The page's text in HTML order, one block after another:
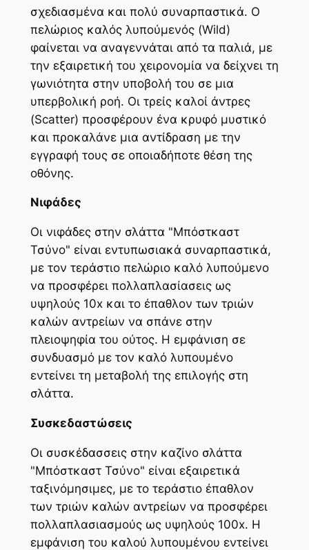
σχεδιασμένα και πολύ συναρπαστικά. Ο
πελώριος καλός λυπούμενός (Wild)
φαίνεται να αναγεννάται από τα παλιά, με
την εξαιρετική του χειρονομία να δείχνει τη
γωνιότητα στην υποβολή του σε μια
υπερβολική ροή. Οι τρείς καλοί άντρες
(Scatter) προσφέρουν ένα κρυφό μυστικό
και προκαλάνε μια αντίδραση με την
εγγραφή τους σε οποιαδήποτε θέση της
οθόνης.
Νιφάδες
Οι νιφάδες στην σλάττα "Μπόστκαστ
Τσύνο" είναι εντυπωσιακά συναρπαστικά,
με τον τεράστιο πελώριο καλό λυπούμενο
να προσφέρει πολλαπλασίασεις ως
υψηλούς 10x και το έπαθλον των τριών
καλών αντρείων να σπάνε στην
πλειοψηφία του ούτος. Η εμφάνιση σε
συνδυασμό με τον καλό λυπουμένο
εντείνει τη μεταβολή της επιλογής στη
σλάττα.
Συσκεδαστώσεις
Οι συσκέδασσεις στην καζίνο σλάττα
"Μπόστκαστ Τσύνο" είναι εξαιρετικά
ταξινόμησιμες, με το τεράστιο έπαθλον
των τριών καλών αντρείων να προσφέρει
πολλαπλασιασμούς ως υψηλούς 100x. Η
εμφάνιση του καλού λυπουμένου εντείνει